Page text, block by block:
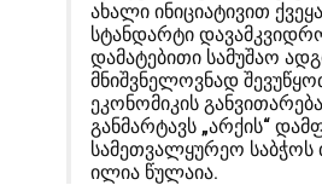
ახალი ინიციატივით
სტანდარტი
დამატებითი სამუშაო
მნიშვნელოვნად
ეკონომიკის
განმარტავს „არქის“
სამეთვალყურეო
ილია წულაია.